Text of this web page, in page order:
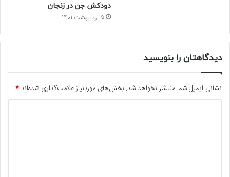
دودکش جن در زنجان
5 اردیبهشت 1401
دیدگاهتان را بنویسید
نشانی ایمیل شما منتشر نخواهد شد. بخش‌های موردنیاز علامت‌گذاری شده‌اند*